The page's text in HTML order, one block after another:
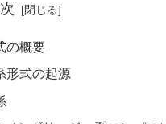
の概要
形式の起源